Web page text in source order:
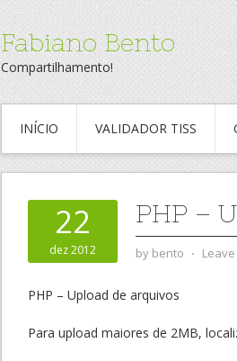
Fabiano Bento
Compartilhamento!
INÍCIO VALIDADOR TISS
22
dez 2012
PHP –
by bento ⋅
PHP – Upload de arquivos
Para upload maiores de 2MB,